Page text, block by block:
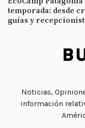
Noticias,
información
temporada: desde
guías y